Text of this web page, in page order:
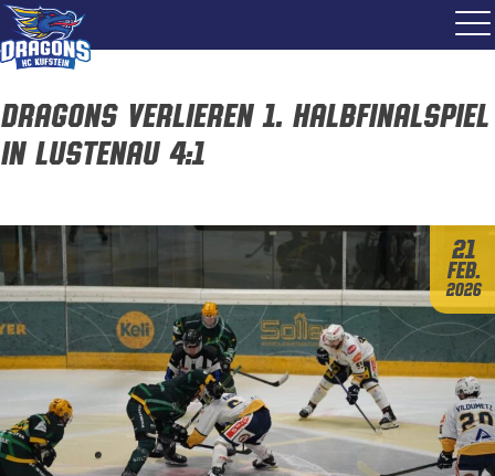
Dragons verlieren 1. Halbfinalspiel
in Lustenau 4:1
21
Feb.
2026